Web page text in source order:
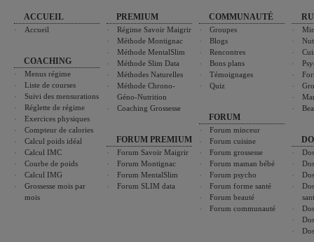
ACCUEIL
Accueil
COACHING
Menus régime
Liste de courses
Suivi des mensurations
Réglette de régime
Exercices physiques
Compteur de calories
Calcul poids idéal
Calcul IMC
Courbe de poids
Calcul IMG
Grossesse mois par
mois
PREMIUM
Régime Savoir Maigrir
Méthode Montignac
Méthode MentalSlim
Méthode Slim Data
Méthodes Naturelles
Méthode Chrono-
Géno-Nutrition
Coaching Grossesse
FORUM PREMIUM
Forum Savoir Maigrir
Forum Montignac
Forum MentalSlim
Forum SLIM data
COMMUNAUTÉ
Groupes
Blogs
Rencontres
Bons plans
Témoignages
Quiz
FORUM
Forum minceur
Forum cuisine
Forum grossesse
Forum maman bébé
Forum psycho
Forum forme santé
Forum beauté
Forum communauté